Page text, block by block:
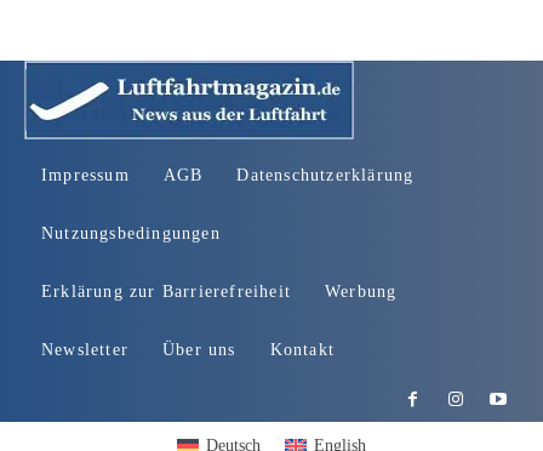
Impressum AGB Datenschutzerklärung
Nutzungsbedingungen
Erklärung zur Barrierefreiheit Werbung
Newsletter Über uns Kontakt
Deutsch English